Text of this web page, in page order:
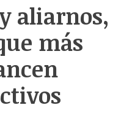
aliarnos,
más